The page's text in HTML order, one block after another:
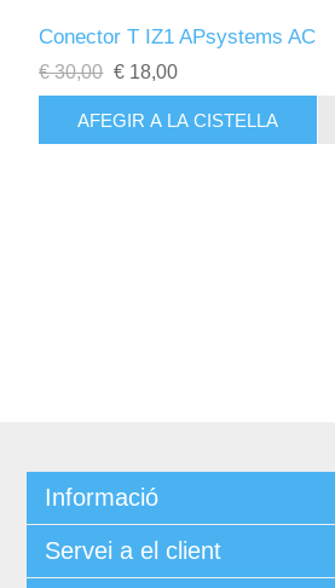
Conector T IZ1 APsystems AC
€ 30,00 € 18,00
Informació
Servei a el client